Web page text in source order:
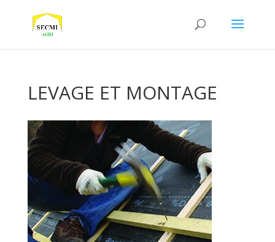
LEVAGE ET MONTAGE